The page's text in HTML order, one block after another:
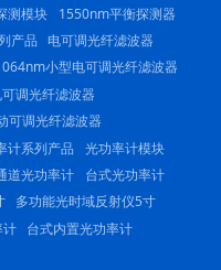
测模块
1550nm平衡探测器
产品
电可调光纤滤波器
小型电可调光纤滤波器
调光纤滤波器
可调光纤滤波器
计系列产品
光功率计模块
道光功率计
台式光功率计
多功能光时域反射仪5寸
计
台式内置光功率计